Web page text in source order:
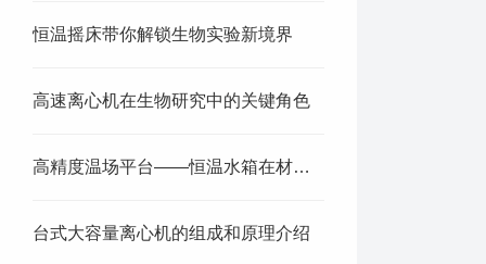
恒温摇床带你解锁生物实验新境界
高速离心机在生物研究中的关键角色
高精度温场平台——恒温水箱在材料与生化实验中的应用
台式大容量离心机的组成和原理介绍